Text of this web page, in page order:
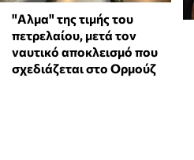
"Αλμα" της τιμής του
πετρελαίου, μετά τον
ναυτικό αποκλεισμό που
σχεδιάζεται στο Ορμούζ